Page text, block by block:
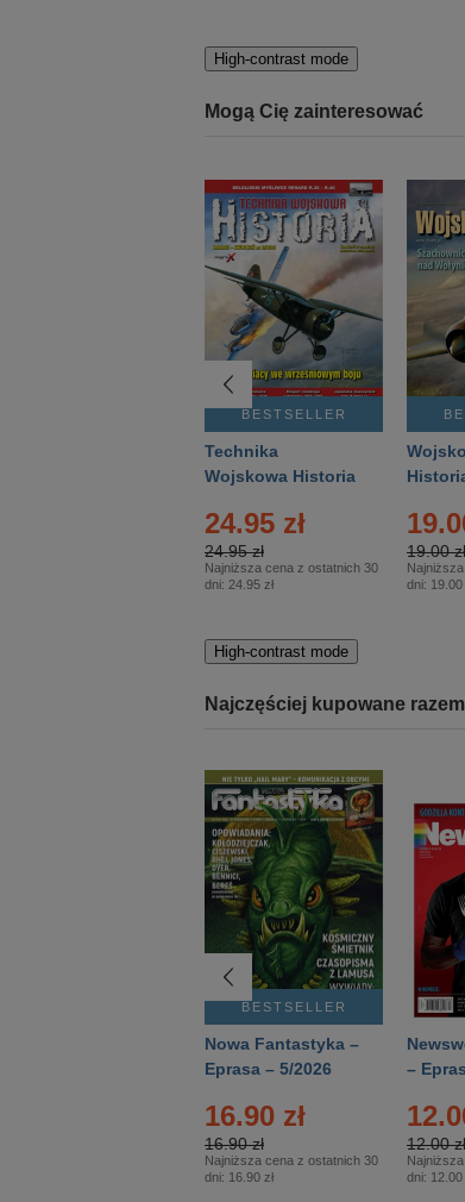
High-contrast mode
Mogą Cię zainteresować
BESTSELLER
Technika
Wojskowa Historia
24.95 zł
24.95 zł
Najniższa cena z ostatnich 30
dni: 24.95 zł
– 2/
19.00 zł
dni: 19.00
High-contrast mode
Najczęściej kupowane razem
BESTSELLER
Nowa Fantastyka –
Eprasa – 5/2026
16.90 zł
16.90 zł
Najniższa cena z ostatnich 30
dni: 16.90 zł
–
12.00 zł
dni: 12.00